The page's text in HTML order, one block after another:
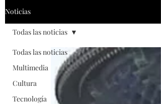
Noticias
Todas las noticias
Multimedia
Cultura
Tecnología
Todas las noticias